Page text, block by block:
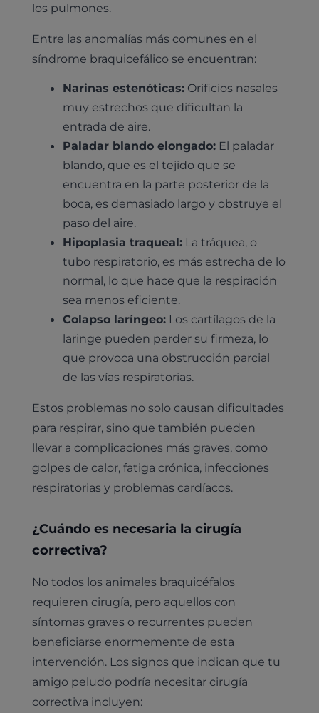
los pulmones.
Entre las anomalías más comunes en el
síndrome braquicefálico se encuentran:
Narinas estenóticas: Orificios nasales
muy estrechos que dificultan la
entrada de aire.
Paladar blando elongado: El paladar
blando, que es el tejido que se
encuentra en la parte posterior de la
boca, es demasiado largo y obstruye el
paso del aire.
Hipoplasia traqueal: La tráquea, o
tubo respiratorio, es más estrecha de lo
normal, lo que hace que la respiración
sea menos eficiente.
Colapso laríngeo: Los cartílagos de la
laringe pueden perder su firmeza, lo
que provoca una obstrucción parcial
de las vías respiratorias.
Estos problemas no solo causan dificultades
para respirar, sino que también pueden
llevar a complicaciones más graves, como
golpes de calor, fatiga crónica, infecciones
respiratorias y problemas cardíacos.
¿Cuándo es necesaria la cirugía
correctiva?
No todos los animales braquicéfalos
requieren cirugía, pero aquellos con
síntomas graves o recurrentes pueden
beneficiarse enormemente de esta
intervención. Los signos que indican que tu
amigo peludo podría necesitar cirugía
correctiva incluyen: